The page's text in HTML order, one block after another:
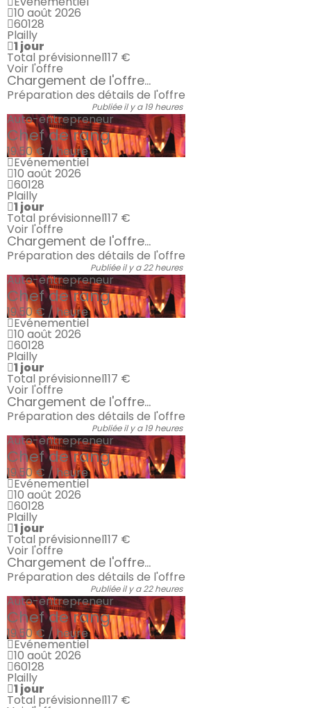
10 août 2026
60128
Plailly
1 jour
Total prévisionnel117 €
Voir l'offre
Chargement de l'offre...
Préparation des détails de l'offre
Publiée il y a 19 heures
Auto-entrepreneur
Chef de rang
19.50 € / heure
Evénementiel
10 août 2026
60128
Plailly
1 jour
Total prévisionnel117 €
Voir l'offre
Chargement de l'offre...
Préparation des détails de l'offre
Publiée il y a 22 heures
Auto-entrepreneur
Chef de rang
19.50 € / heure
Evénementiel
10 août 2026
60128
Plailly
1 jour
Total prévisionnel117 €
Voir l'offre
Chargement de l'offre...
Préparation des détails de l'offre
Publiée il y a 19 heures
Auto-entrepreneur
Chef de rang
19.50 € / heure
Evénementiel
10 août 2026
60128
Plailly
1 jour
Total prévisionnel117 €
Voir l'offre
Chargement de l'offre...
Préparation des détails de l'offre
Publiée il y a 22 heures
Auto-entrepreneur
Chef de rang
19.50 € / heure
Evénementiel
10 août 2026
60128
Plailly
1 jour
Total prévisionnel117 €